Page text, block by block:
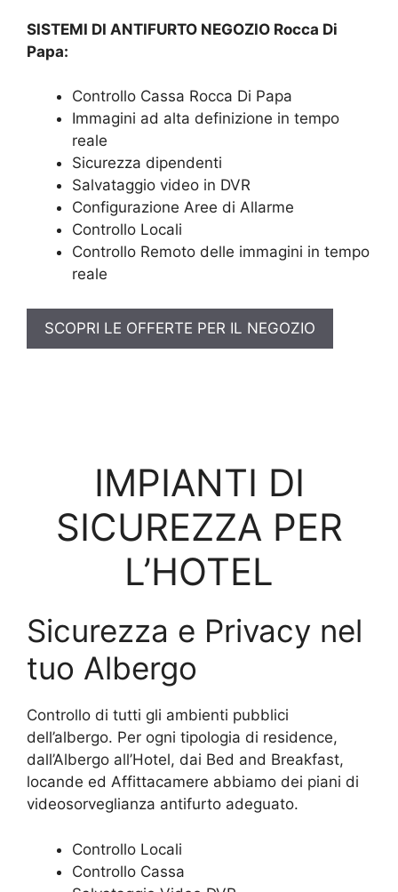
SISTEMI DI ANTIFURTO NEGOZIO Rocca Di
Papa:
Controllo Cassa Rocca Di Papa
Immagini ad alta definizione in tempo
reale
Sicurezza dipendenti
Salvataggio video in DVR
Configurazione Aree di Allarme
Controllo Locali
Controllo Remoto delle immagini in tempo
reale
SCOPRI LE OFFERTE PER IL NEGOZIO
IMPIANTI DI
SICUREZZA PER
L’HOTEL
Sicurezza e Privacy nel
tuo Albergo
Controllo di tutti gli ambienti pubblici
dell’albergo. Per ogni tipologia di residence,
dall’Albergo all’Hotel, dai Bed and Breakfast,
locande ed Affittacamere abbiamo dei piani di
videosorveglianza antifurto adeguato.
Controllo Locali
Controllo Cassa